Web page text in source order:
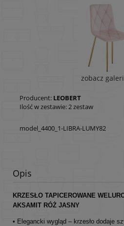
zobacz
Producent: LEOBERT
Ilość w zestawie:2zestaw
model_4400_1-LIBRA-LUMY82
Opis
KRZESŁO TAPICEROWANE
AKSAMIT RÓŻ JASNY
• Elegancki wygląd – krzesło dodaje